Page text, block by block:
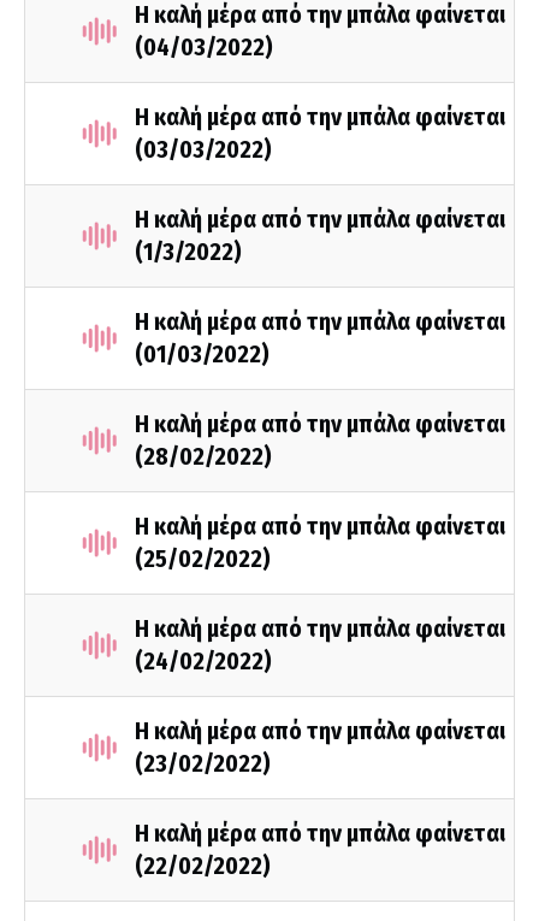
Η καλή μέρα από την μπάλα φαίνεται
(04/03/2022)
Η καλή μέρα από την μπάλα φαίνεται
(03/03/2022)
Η καλή μέρα από την μπάλα φαίνεται
(1/3/2022)
Η καλή μέρα από την μπάλα φαίνεται
(01/03/2022)
Η καλή μέρα από την μπάλα φαίνεται
(28/02/2022)
Η καλή μέρα από την μπάλα φαίνεται
(25/02/2022)
Η καλή μέρα από την μπάλα φαίνεται
(24/02/2022)
Η καλή μέρα από την μπάλα φαίνεται
(23/02/2022)
Η καλή μέρα από την μπάλα φαίνεται
(22/02/2022)